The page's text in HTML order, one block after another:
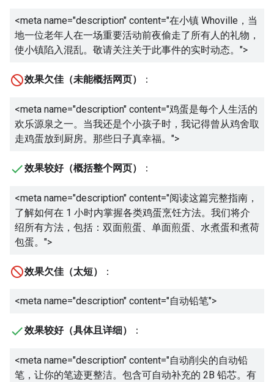
<meta name="description" content="在小镇 Whoville，当
地一位老年人在一场重要活动前夜偷走了所有人的礼物，
使小镇陷入混乱。敬请关注关于此事件的实时动态。 ">
效果欠佳（未能概括网页） ：
<meta name="description" content="鸡蛋是每个人生活的
欢乐源泉之一。当我还是个小孩子时，我记得曾从鸡舍取
走鸡蛋放到厨房。那些日子真幸福。 ">
效果较好（概括整个网页） ：
<meta name="description" content="阅读这篇完整指南，
了解如何在 1 小时内掌握各类鸡蛋烹饪方法。我们将介
绍所有方法，包括：双面煎蛋、单面煎蛋、水煮蛋和煮荷
包蛋。 ">
效果欠佳（太短） ：
<meta name="description" content="自动铅笔">
效果较好（具体且详细） ：
<meta name="description" content="自动削尖的自动铅
笔，让你的笔迹更整洁。包含可自动补充的 2B 铅芯。有